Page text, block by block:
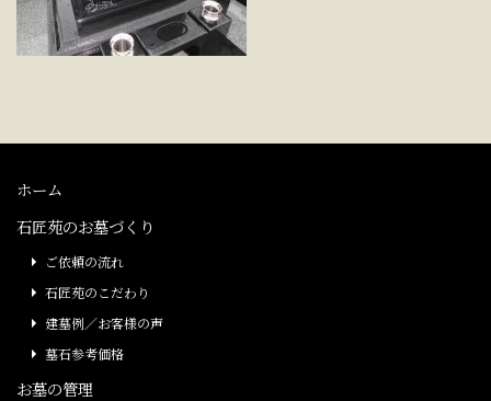
ホーム
石匠苑のお墓づくり
ご依頼の流れ
石匠苑のこだわり
建墓例／お客様の声
墓石参考価格
お墓の管理